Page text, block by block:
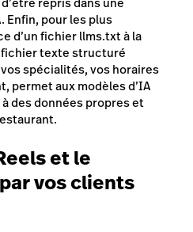
Enfin, pour les plus
d’un fichier llms.txt à la
texte structuré
spécialités, vos horaires
permet aux modèles d’IA
des données propres et
et le
vos clients